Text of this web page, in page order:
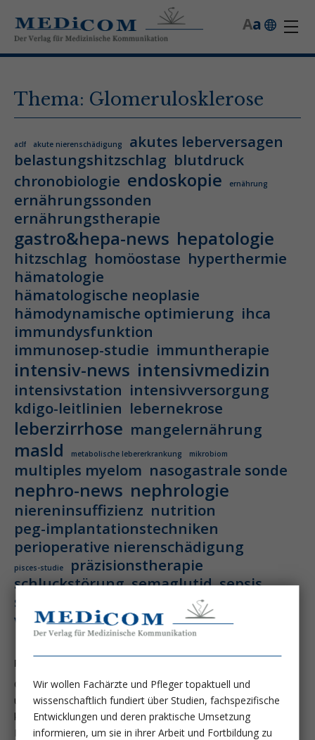
a
A
Thema: Glomerulosklerose
aclf akute nierenschädigung
akutes leberversagen
belastungshitzschlag blutdruck
chronobiologie endoskopie ernährung
ernährungssonden
ernährungstherapie
gastro&hepa-news hepatologie
hitzschlag homöostase hyperthermie
hämatologie
hämatologische neoplasie
hämodynamische optimierung ihca
immundysfunktion
immunosep-studie immuntherapie
intensiv-news intensivmedizin
intensivstation intensivversorgung
kdigo-leitlinien lebernekrose
leberzirrhose mangelernährung
masld metabolische lebererkrankung mikrobiom
multiples myelom nasogastrale sonde
nephro-news nephrologie
niereninsuffizienz nutrition
peg-implantationstechniken
perioperative nierenschädigung
pisces-studie
präzisionstherapie
schluckstörung semaglutid sepsis
septischer schock
surrogatparamenter
vasopressortherapie
öggh
Parietale Epithelzellen und Progression der CKD
Glomeruläre parietale Epithelzellen (PECs) stellen eine
unscheinbare Zellpopulation im gesunden Glomerulus dar. Sie
kleiden den Bowman’schen Kapselraum meist als sehr flache
Epithelzellen vollständig aus und erscheinen im Vergleich zu z.
Wir wollen Fachärzte und Pfleger topaktuell und
wissenschaftlich fundiert über Studien, fachspezifische
Entwicklungen und deren praktische Umsetzung
informieren, um sie in ihrer Arbeit und Fortbildung zu